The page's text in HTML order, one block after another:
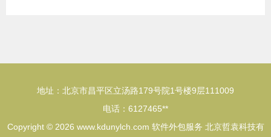
地址：北京市昌平区立汤路179号院1号楼9层111009
电话：6127465**
Copyright © 2026 www.kdunylch.com 软件外包服务 北京哲袁科技有